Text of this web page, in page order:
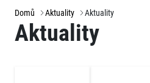
Domů Aktuality Aktuality
Aktuality